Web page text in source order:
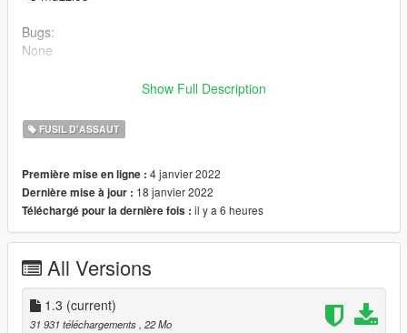
Bugs:
None
Installation pathes in readme
Changelog:
v1.1 - Fixed textures and fixed first person scope offset
v2.0 - New attachments, some other fixes
Credits:
keegan
Rockstar Games - textures
Show Full Description
FUSIL D'ASSAUT
Première mise en ligne : 4 janvier 2022
Dernière mise à jour : 18 janvier 2022
Téléchargé pour la dernière fois : il y a 6 heures
All Versions
1.3 (current)
31 931 téléchargements , 22 Mo